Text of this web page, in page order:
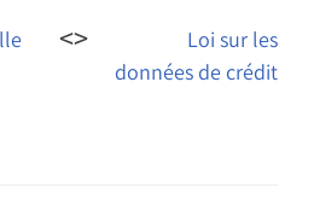
Loi sur les
données de crédit